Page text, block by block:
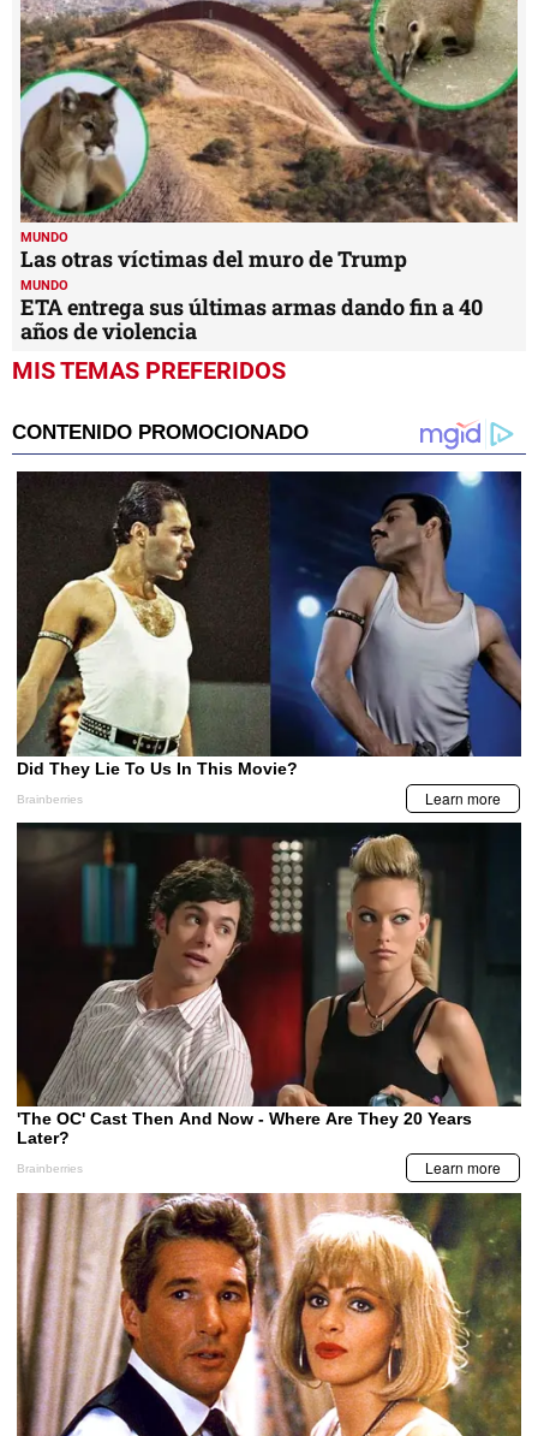
MUNDO
Las otras víctimas del muro de Trump
MUNDO
ETA entrega sus últimas armas dando fin a 40
años de violencia
MIS TEMAS PREFERIDOS